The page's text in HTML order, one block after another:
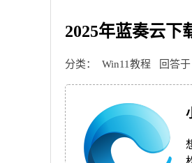
2025年蓝奏云下
分类： Win11教程 回答